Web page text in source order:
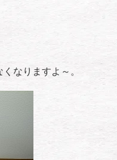
なりますよ～。